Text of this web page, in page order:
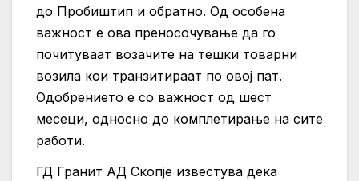
до Пробиштип и обратно. Од особена
важност е ова преносочување да го
почитуваат возачите на тешки товарни
возила кои транзитираат по овој пат.
Одобрението е со важност од шест
месеци, односно до комплетирање на сите
работи.
ГД Гранит АД Скопје известува дека